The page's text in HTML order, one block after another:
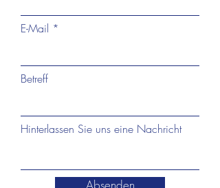
E-Mail
Betreff
Hinterlassen Sie uns eine Nachricht